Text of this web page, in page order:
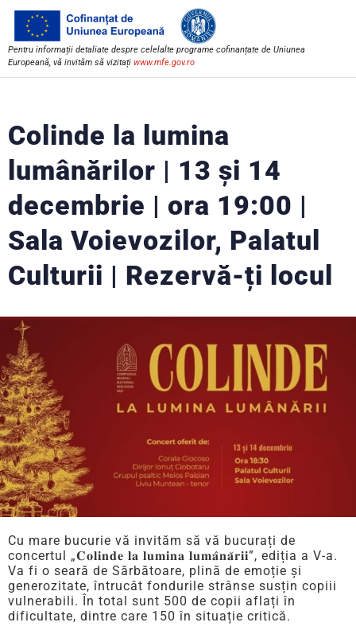
Pentru informații detaliate despre celelalte programe cofinanțate de Uniunea
Europeană, vă invităm să vizitați www.mfe.gov.ro
Colinde la lumina
lumânărilor | 13 și 14
decembrie | ora 19:00 |
Sala Voievozilor, Palatul
Culturii | Rezervă-ți locul
Cu mare bucurie vă invităm să vă bucurați de
concertul „𝐂𝐨𝐥𝐢𝐧𝐝𝐞 𝐥𝐚 𝐥𝐮𝐦𝐢𝐧𝐚 𝐥𝐮𝐦𝐚̂𝐧𝐚̆𝐫𝐢𝐢”, ediția a V-a.
Va fi o seară de Sărbătoare, plină de emoție și
generozitate, întrucât fondurile strânse susțin copiii
vulnerabili. În total sunt 500 de copii aflați în
dificultate, dintre care 150 în situație critică.